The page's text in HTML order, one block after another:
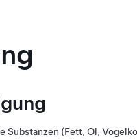
Substanzen (Fett, Öl,